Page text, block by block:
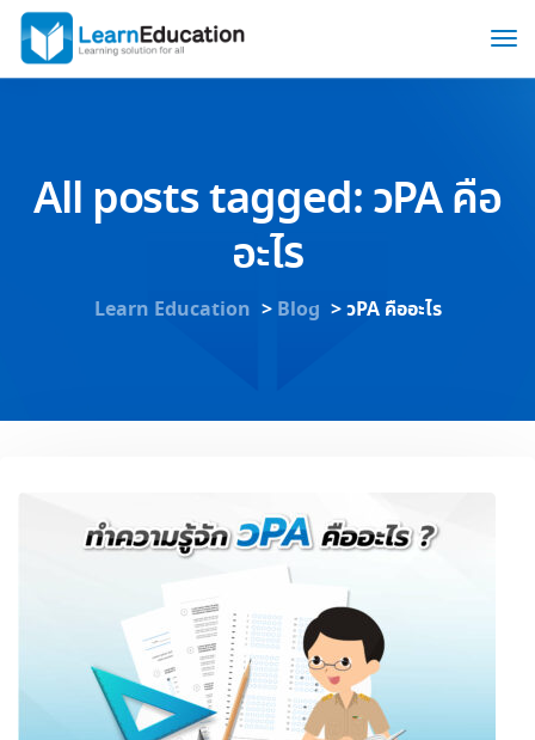
All posts tagged: วPA คือ
อะไร
Learn Education > Blog >วPA คืออะไร